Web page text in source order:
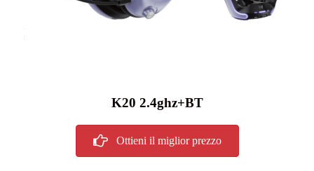
K20 2.4ghz+BT
Ottieni il miglior prezzo